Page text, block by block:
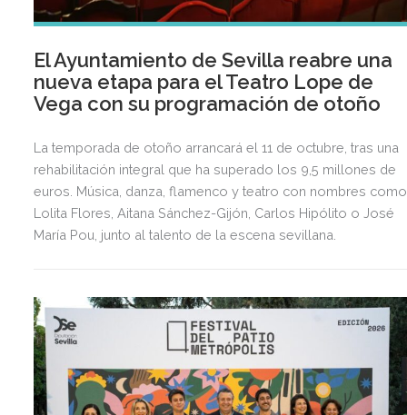
El Ayuntamiento de Sevilla reabre una
nueva etapa para el Teatro Lope de
Vega con su programación de otoño
La temporada de otoño arrancará el 11 de octubre, tras una
rehabilitación integral que ha superado los 9,5 millones de
euros. Música, danza, flamenco y teatro con nombres
Lolita Flores, Aitana Sánchez-Gijón, Carlos Hipólito o José
María Pou, junto al talento de la escena sevillana.